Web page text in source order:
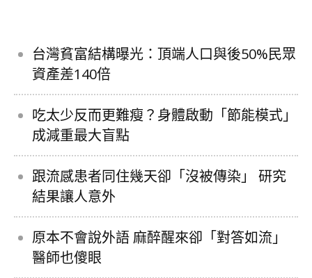
台灣貧富結構曝光：頂端人口與後50%民眾
資產差140倍
吃太少反而更難瘦？身體啟動「節能模式」
成減重最大盲點
跟流感患者同住幾天卻「沒被傳染」 研究
結果讓人意外
原本不會說外語 麻醉醒來卻「對答如流」
醫師也傻眼